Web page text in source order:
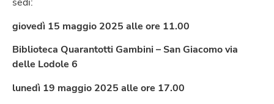
sedi:
giovedì 15 maggio 2025 alle ore 11.00
Biblioteca Quarantotti Gambini – San Giacomo via
delle Lodole 6
lunedì 19 maggio 2025 alle ore 17.00